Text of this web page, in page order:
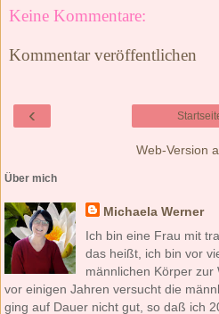
Keine Kommentare:
Kommentar veröffentlichen
‹
Web-Version
Über mich
Michaela Werner
Ich bin eine Frau mit
das heißt, ich bin vor
männlichen Körper
vor einigen Jahren versucht die
ging auf Dauer nicht gut, so daß ich